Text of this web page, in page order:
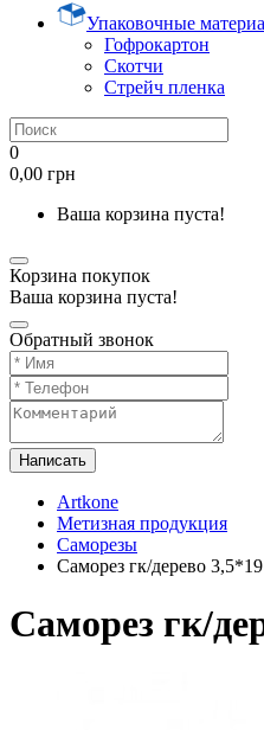
Упаковочные
Гофрокартон
Скотчи
Стрейч пленка
0
0,00 грн
Ваша корзина пуста!
Корзина покупок
Ваша корзина пуста!
Обратный звонок
Написать
Artkone
Метизная продукция
Саморезы
Саморез гк/дерево 3,5*19
Саморез гк/